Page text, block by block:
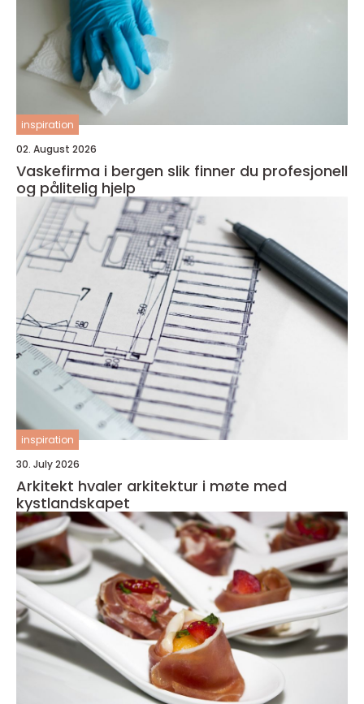
inspiration
02. August 2026
Vaskefirma i bergen slik finner du profesjonell
og pålitelig hjelp
inspiration
30. July 2026
Arkitekt hvaler arkitektur i møte med
kystlandskapet